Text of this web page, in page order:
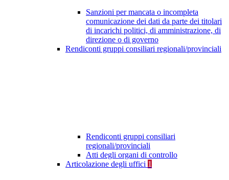
Sanzioni per mancata o incompleta
comunicazione dei dati da parte dei titolari
di incarichi politici, di amministrazione, di
direzione o di governo
Rendiconti gruppi consiliari regionali/provinciali
Rendiconti gruppi consiliari
regionali/provinciali
Atti degli organi di controllo
Articolazione degli uffici 1